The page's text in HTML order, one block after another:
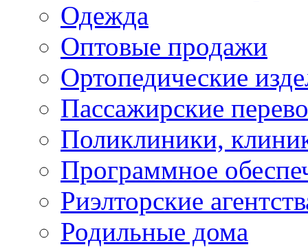
Одежда
Оптовые продажи
Ортопедические
Пассажирские
Поликлиники,
Программное
Риэлторские
Родильные дома